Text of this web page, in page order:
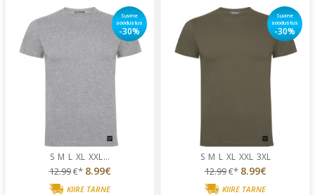
Suvine
soodustus
-30%
S M L XL XXL...
12.99€* 8.99€
KIIRE TARNE
Suvine
soodustus
-30%
S M L XL XXL 3XL
12.99€* 8.99€
KIIRE TARNE